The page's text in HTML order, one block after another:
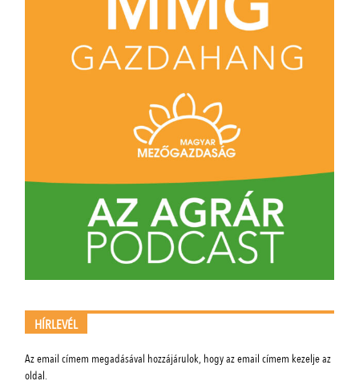
HÍRLEVÉL
Az email címem megadásával hozzájárulok, hogy az email címem kezelje az
oldal.